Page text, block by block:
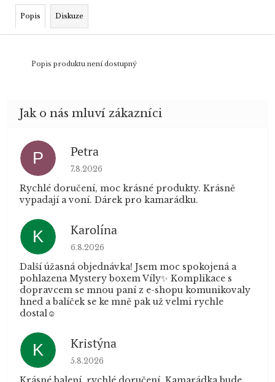
Popis Diskuze
Popis produktu není dostupný
P Petra
Hodnocení obchodu je 5 z 5 hvězdiček.
7.8.2026
Rychlé doručení, moc krásné produkty. Krásně
vypadají a voní. Dárek pro kamarádku.
K Karolína
Hodnocení obchodu je 5 z 5 hvězdiček.
6.8.2026
Další úžasná objednávka! Jsem moc spokojená a
pohlazena Mystery boxem Víly✨ Komplikace s
dopravcem se mnou paní z e-shopu komunikovaly
hned a balíček se ke mně pak už velmi rychle
dostal☺️
K Kristýna
Hodnocení obchodu je 5 z 5 hvězdiček.
5.8.2026